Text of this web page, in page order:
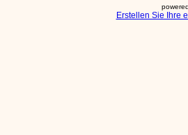
Erstellen Sie Ihre